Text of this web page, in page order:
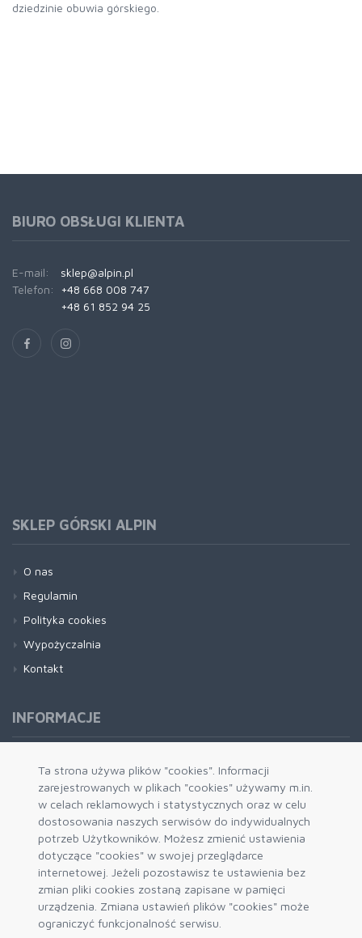
Ta strona używa plików "cookies". Informacji
zarejestrowanych w plikach "cookies" używamy m.in.
w celach reklamowych i statystycznych oraz w celu
dostosowania naszych serwisów do indywidualnych
potrzeb Użytkowników. Możesz zmienić ustawienia
dotyczące "cookies" w swojej przeglądarce
internetowej. Jeżeli pozostawisz te ustawienia bez
zmian pliki cookies zostaną zapisane w pamięci
urządzenia. Zmiana ustawień plików "cookies" może
ograniczyć funkcjonalność serwisu.
dziedzinie obuwia górskiego.
BIURO OBSŁUGI KLIENTA
E-mail:
sklep@alpin.pl
Telefon:
+48 668 008 747
+48 61 852 94 25
SKLEP GÓRSKI ALPIN
O nas
Regulamin
Polityka cookies
Wypożyczalnia
Kontakt
INFORMACJE
Formy płatności
Dostawa i wysyłka
Zwrot i wymiana
System rabatowy
Kody rabatowe
Blog